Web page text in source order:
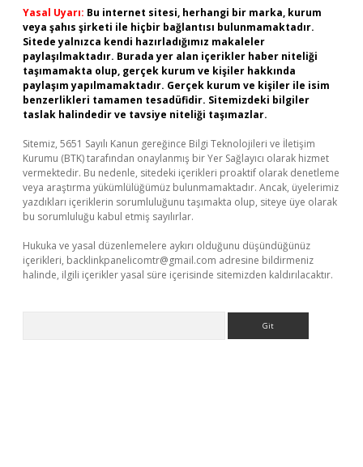
Yasal Uyarı: Bu internet sitesi, herhangi bir marka, kurum
veya şahıs şirketi ile hiçbir bağlantısı bulunmamaktadır.
Sitede yalnızca kendi hazırladığımız makaleler
paylaşılmaktadır. Burada yer alan içerikler haber niteliği
taşımamakta olup, gerçek kurum ve kişiler hakkında
paylaşım yapılmamaktadır. Gerçek kurum ve kişiler ile isim
benzerlikleri tamamen tesadüfidir. Sitemizdeki bilgiler
taslak halindedir ve tavsiye niteliği taşımazlar.
Sitemiz, 5651 Sayılı Kanun gereğince Bilgi Teknolojileri ve İletişim
Kurumu (BTK) tarafından onaylanmış bir Yer Sağlayıcı olarak hizmet
vermektedir. Bu nedenle, sitedeki içerikleri proaktif olarak denetleme
veya araştırma yükümlülüğümüz bulunmamaktadır. Ancak, üyelerimiz
yazdıkları içeriklerin sorumluluğunu taşımakta olup, siteye üye olarak
bu sorumluluğu kabul etmiş sayılırlar.
Hukuka ve yasal düzenlemelere aykırı olduğunu düşündüğünüz
içerikleri, backlinkpanelicomtr@gmail.com adresine bildirmeniz
halinde, ilgili içerikler yasal süre içerisinde sitemizden kaldırılacaktır.